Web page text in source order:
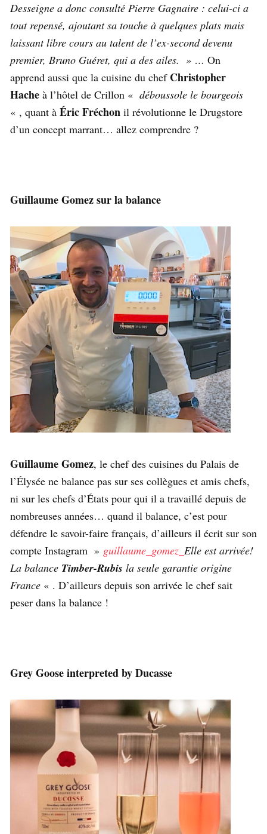
Desseigne a donc consulté Pierre Gagnaire : celui-ci a
tout repensé, ajoutant sa touche à quelques plats mais
laissant libre cours au talent de l’ex-second devenu
premier, Bruno Guéret, qui a des ailes. » … On
apprend aussi que la cuisine du chef Christopher
Hache à l’hôtel de Crillon « déboussole le bourgeois
« , quant à Éric Fréchon il révolutionne le Drugstore
d’un concept marrant… allez comprendre ?
Guillaume Gomez sur la balance
Guillaume Gomez, le chef des cuisines du Palais de
l’Élysée ne balance pas sur ses collègues et amis chefs,
ni sur les chefs d’États pour qui il a travaillé depuis de
nombreuses années… quand il balance, c’est pour
défendre le savoir-faire français, d’ailleurs il écrit sur son
compte Instagram » guillaume_gomez_ Elle est arrivée!
La balance Timber-Rubis la seule garantie origine
France « . D’ailleurs depuis son arrivée le chef sait
peser dans la balance !
Grey Goose interpreted by Ducasse